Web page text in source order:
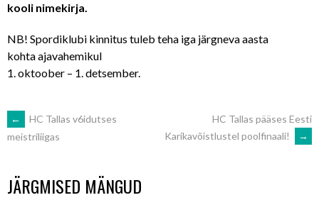
kooli nimekirja.
NB! Spordiklubi kinnitus tuleb teha iga järgneva aasta
kohta ajavahemikul
1. oktoober – 1. detsember.
POST
NAVIGATION
←
HC Tallas v6idutses
meistriliigas
HC Tallas pääses Eesti
Karikavõistlustel poolfinaali!
→
JÄRGMISED MÄNGUD